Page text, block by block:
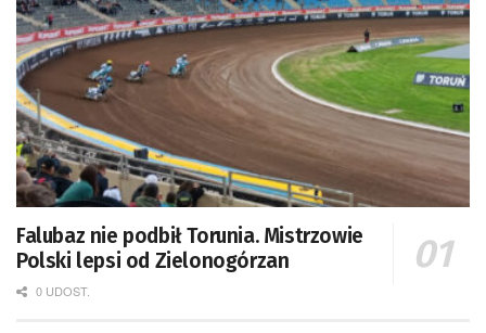
Falubaz nie podbił Torunia. Mistrzowie
Polski lepsi od Zielonogórzan
0 UDOST.